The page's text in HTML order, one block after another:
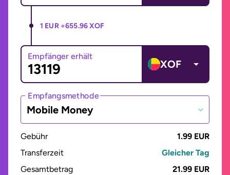
1 EUR =655.96 XOF
Empfänger erhält
XOF
Empfangsmethode
Mobile Money
Gebühr
1.99 EUR
Transferzeit
Gleicher Tag
Gesamtbetrag
21.99 EUR